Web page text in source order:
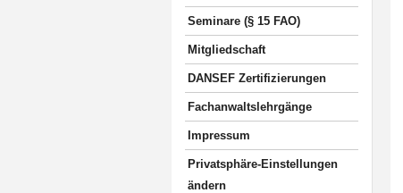
Seminare (§ 15 FAO)
Mitgliedschaft
DANSEF Zertifizierungen
Fachanwaltslehrgänge
Impressum
Privatsphäre-Einstellungen
ändern